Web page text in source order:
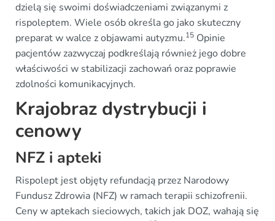
dzielą się swoimi doświadczeniami związanymi z
rispoleptem. Wiele osób określa go jako skuteczny
preparat w walce z objawami autyzmu.15 Opinie
pacjentów zazwyczaj podkreślają również jego dobre
właściwości w stabilizacji zachowań oraz poprawie
zdolności komunikacyjnych.
Krajobraz dystrybucji i
cenowy
NFZ i apteki
Rispolept jest objęty refundacją przez Narodowy
Fundusz Zdrowia (NFZ) w ramach terapii schizofrenii.
Ceny w aptekach sieciowych, takich jak DOZ, wahają się